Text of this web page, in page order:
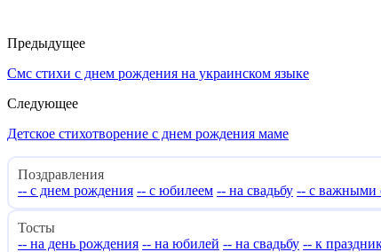
Предыдущее
Смс стихи с днем рождения на украинском языке
Следующее
Детское стихотворение с днем рождения маме
Поздравления
-- с днем рождения -- с юбилеем -- на свадьбу -- с важными
Тосты
-- на день рождения -- на юбилей -- на свадьбу -- к